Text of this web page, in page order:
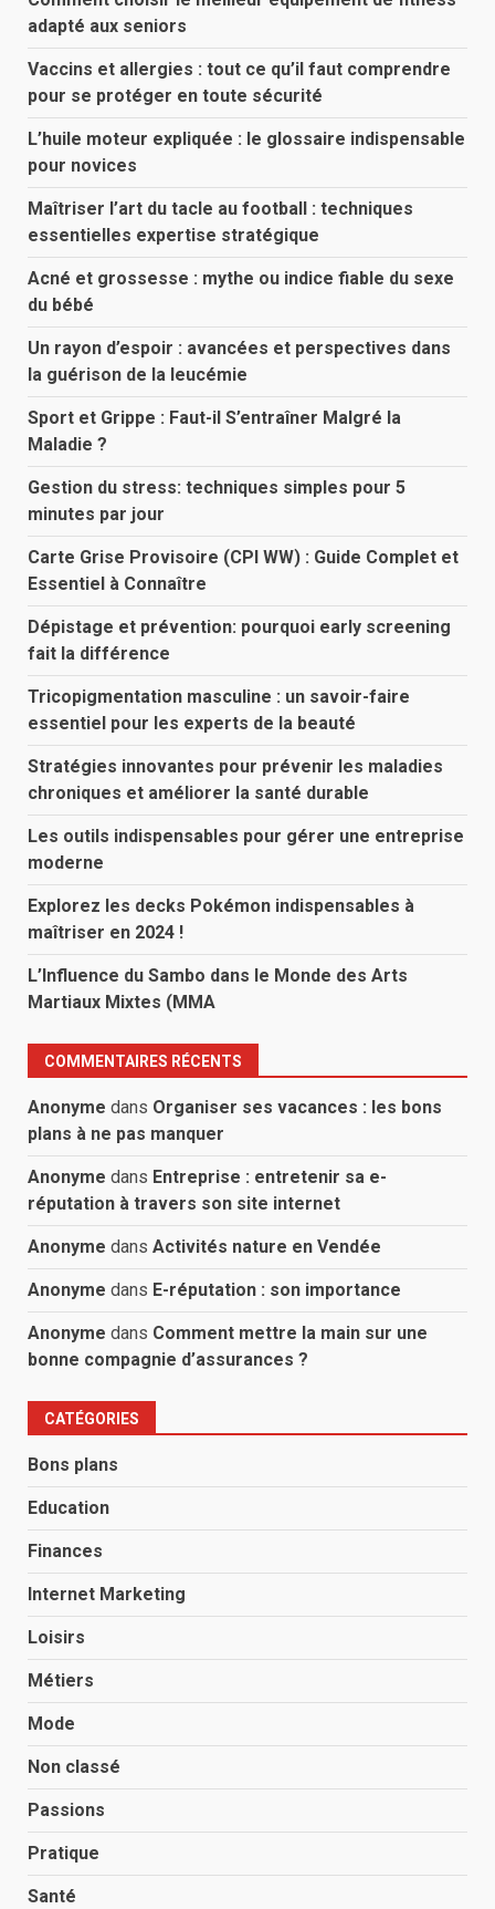
adapté aux seniors
Vaccins et allergies : tout ce qu’il faut comprendre
pour se protéger en toute sécurité
L’huile moteur expliquée : le glossaire indispensable
pour novices
Maîtriser l’art du tacle au football : techniques
essentielles expertise stratégique
Acné et grossesse : mythe ou indice fiable du sexe
du bébé
Un rayon d’espoir : avancées et perspectives dans
la guérison de la leucémie
Sport et Grippe : Faut-il S’entraîner Malgré la
Maladie ?
Gestion du stress: techniques simples pour 5
minutes par jour
Carte Grise Provisoire (CPI WW) : Guide Complet et
Essentiel à Connaître
Dépistage et prévention: pourquoi early screening
fait la différence
Tricopigmentation masculine : un savoir-faire
essentiel pour les experts de la beauté
Stratégies innovantes pour prévenir les maladies
chroniques et améliorer la santé durable
Les outils indispensables pour gérer une entreprise
moderne
Explorez les decks Pokémon indispensables à
maîtriser en 2024 !
L’Influence du Sambo dans le Monde des Arts
Martiaux Mixtes (MMA
COMMENTAIRES RÉCENTS
Anonyme dans Organiser ses vacances : les bons
plans à ne pas manquer
Anonyme dans Entreprise : entretenir sa e-
réputation à travers son site internet
Anonyme dans Activités nature en Vendée
Anonyme dans E-réputation : son importance
Anonyme dans Comment mettre la main sur une
bonne compagnie d’assurances ?
CATÉGORIES
Bons plans
Education
Finances
Internet Marketing
Loisirs
Métiers
Mode
Non classé
Passions
Pratique
Santé